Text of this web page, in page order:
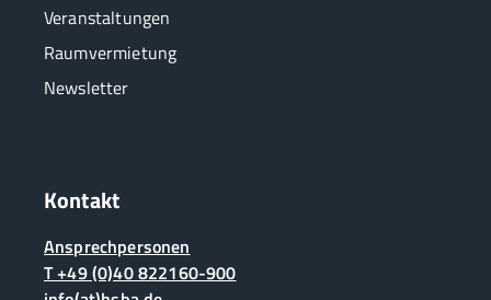
Veranstaltungen
Raumvermietung
Newsletter
Kontakt
Ansprechpersonen
T +49 (0)40 822160-900